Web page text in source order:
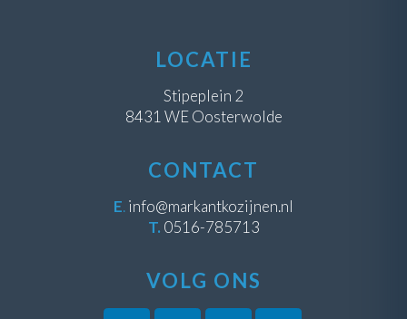
LOCATIE
Stipeplein 2
8431 WE Oosterwolde
CONTACT
E.info@markantkozijnen.nl
T. 0516-785713
VOLG ONS